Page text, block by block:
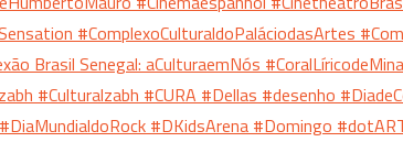
#ComplexoCulturaldoPaláciodasArtes
Brasil Senegal: aCulturaemNós
#Culturalzabh #CURA #Dellas #desenho
#DiaMundialdoRock #DKidsArena #Domingo